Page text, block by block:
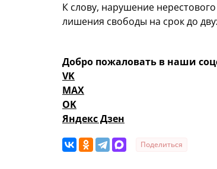
К слову, нарушение
лишения свободы на срок до
Добро пожаловать в наши
VK
MAX
OK
Яндекс Дзен
Поделиться